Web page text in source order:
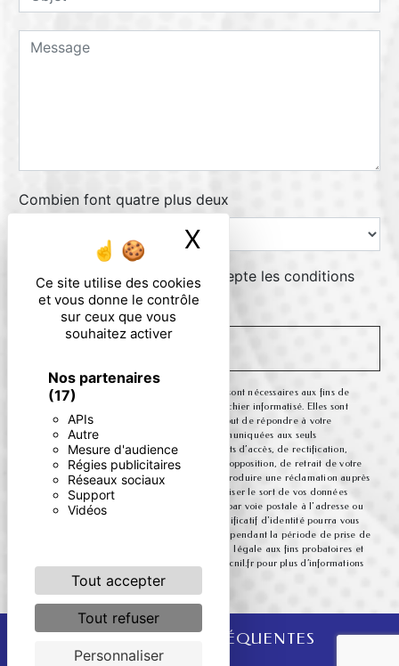
Ce site utilise des cookies
et vous donne le contrôle
sur ceux que vous
souhaitez activer
Nos partenaires
(17)
APIs
Autre
Mesure d'audience
Régies publicitaires
Réseaux sociaux
Support
Vidéos
Tout accepter
Tout refuser
Personnaliser
X Masquer le
Combien font quatre plus deux
En cochant cette case, j'accepte les conditions
particulières ci-dessous **
** Les données personnelles communiquées sont nécessaires aux fins de
vous contacter et sont enregistrées dans un fichier informatisé. Elles sont
destinées à et ses sous-traitants dans le seul but de répondre à votre
message. Les données collectées seront communiquées aux seuls
destinataires suivants: . Vous disposez de droits d’accès, de rectification,
d’effacement, de portabilité, de limitation, d’opposition, de retrait de votre
consentement à tout moment et du droit d’introduire une réclamation auprès
d’une autorité de contrôle, ainsi que d’organiser le sort de vos données
post-mortem. Vous pouvez exercer ces droits par voie postale à l'adresse ou
par courrier électronique à l'adresse . Un justificatif d'identité pourra vous
être demandé. Nous conservons vos données pendant la période de prise de
contact puis pendant la durée de prescription légale aux fins probatoires et
de gestion des contentieux. Consultez le site cnil.fr pour plus d’informations
sur vos droits.
RECHERCHES FRÉQUENTES